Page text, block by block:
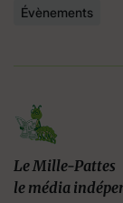
Évènements
Le Mille-Pattes
le média